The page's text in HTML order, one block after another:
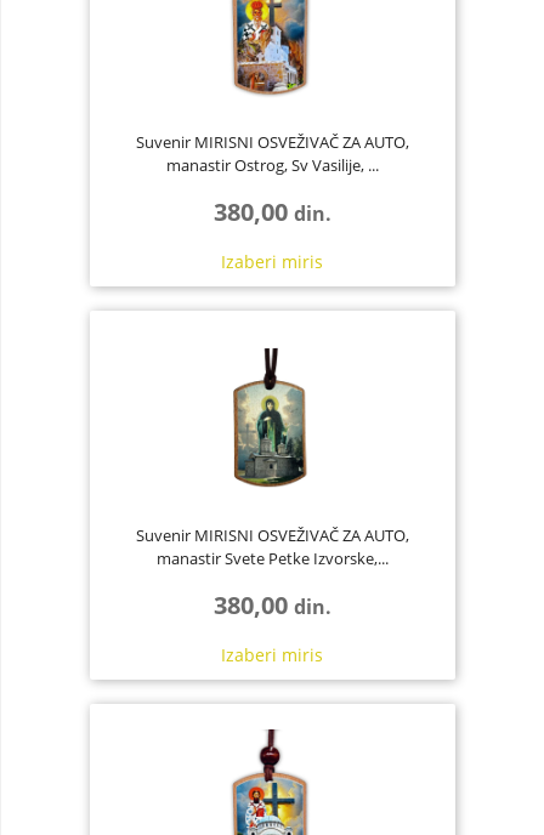
Suvenir MIRISNI OSVEŽIVAČ ZA AUTO,
manastir Ostrog, Sv Vasilije, ...
380,00 din.
Izaberi miris
Suvenir MIRISNI OSVEŽIVAČ ZA AUTO,
manastir Svete Petke Izvorske,...
380,00 din.
Izaberi miris